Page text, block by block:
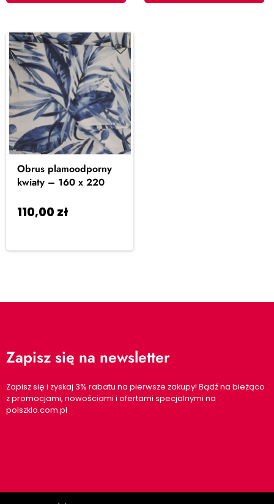
Obrus plamoodporny
kwiaty – 160 x 220
110,00 zł
Zapisz się na newsletter
Zapisz się i zyskaj 3% rabatu na pierwsze zakupy! Bądź na bieżąco
z promocjami, nowościami i ofertami specjalnymi na
polszklo.com.pl